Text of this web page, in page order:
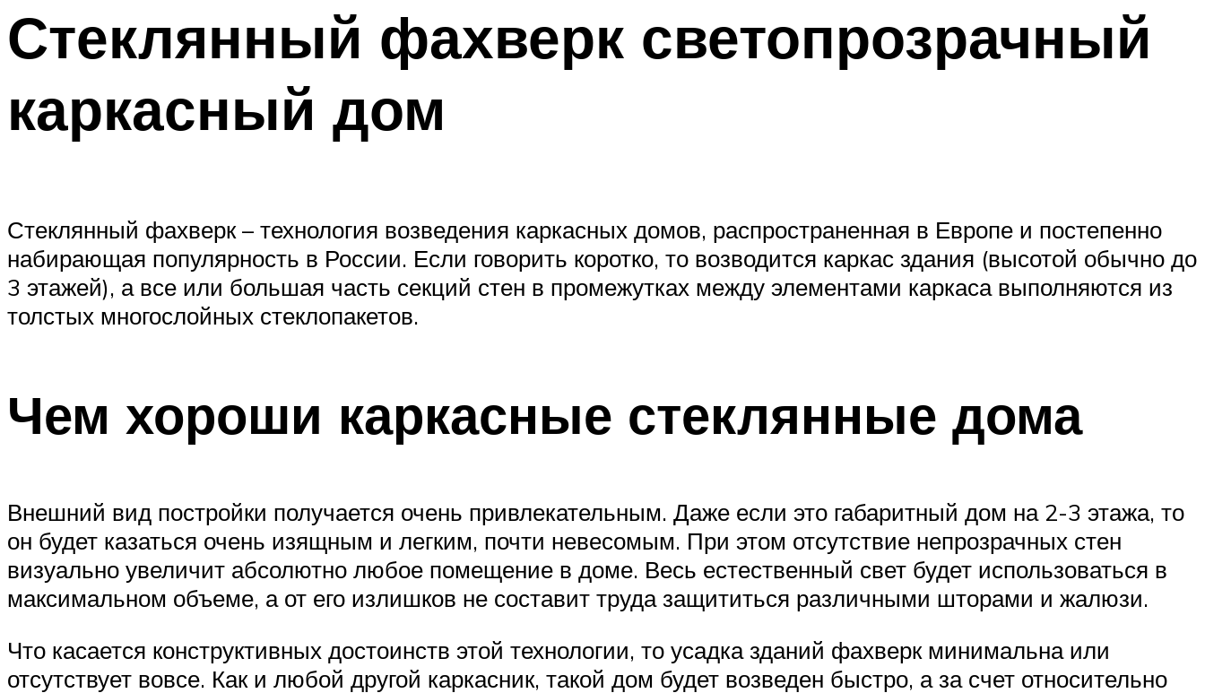
Стеклянный фахверк светопрозрачный
каркасный дом
Стеклянный фахверк – технология возведения каркасных домов, распространенная в Европе и постепенно
набирающая популярность в России. Если говорить коротко, то возводится каркас здания (высотой обычно до
3 этажей), а все или большая часть секций стен в промежутках между элементами каркаса выполняются из
толстых многослойных стеклопакетов.
Чем хороши каркасные стеклянные дома
Внешний вид постройки получается очень привлекательным. Даже если это габаритный дом на 2-3 этажа, то
он будет казаться очень изящным и легким, почти невесомым. При этом отсутствие непрозрачных стен
визуально увеличит абсолютно любое помещение в доме. Весь естественный свет будет использоваться в
максимальном объеме, а от его излишков не составит труда защититься различными шторами и жалюзи.
Что касается конструктивных достоинств этой технологии, то усадка зданий фахверк минимальна или
отсутствует вовсе. Как и любой другой каркасник, такой дом будет возведен быстро, а за счет относительно